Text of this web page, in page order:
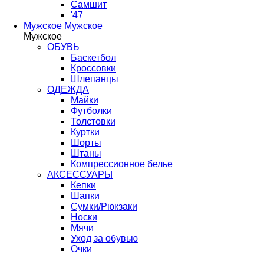
Самшит
'47
Мужское Мужское
Мужское
ОБУВЬ
Баскетбол
Кроссовки
Шлепанцы
ОДЕЖДА
Майки
Футболки
Толстовки
Куртки
Шорты
Штаны
Компрессионное белье
АКСЕССУАРЫ
Кепки
Шапки
Сумки/Рюкзаки
Носки
Мячи
Уход за обувью
Очки